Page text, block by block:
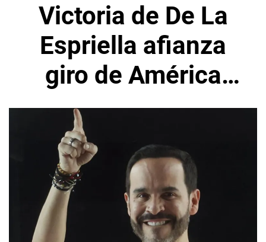
Victoria de De La
Espriella afianza
giro de América
Latina hacia la
derecha